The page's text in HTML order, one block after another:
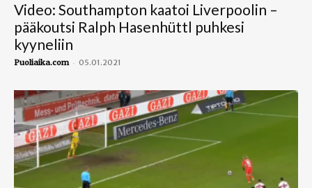
Video: Southampton kaatoi Liverpoolin –
pääkoutsi Ralph Hasenhüttl puhkesi
kyyneliin
Puoliaika.com - 05.01.2021